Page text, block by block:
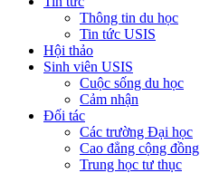
Thông tin du học
Tin tức USIS
Hội thảo
Sinh viên USIS
Cuộc sống du học
Cảm nhận
Đối tác
Các trường Đại học
Cao đẳng cộng đồng
Trung học tư thục